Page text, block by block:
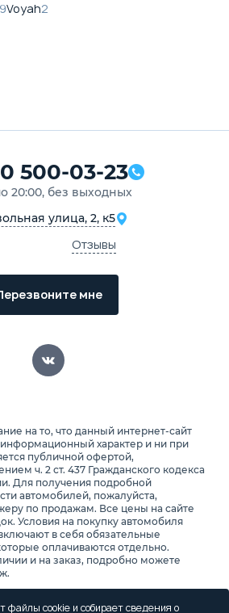
Voyah2
500-03-23
20:00, без выходных
улица, 2, к5
Отзывы
мне
на то, что данный интернет-сайт
характер и ни при
публичной офертой,
ч. 2 ст. 437 Гражданского кодекса
Для получения подробной
автомобилей, пожалуйста,
по продажам. Все цены на сайте
Условия на покупку автомобиля
в себя обязательные
оплачиваются отдельно.
и на заказ, подробно можете
данные и используя
соглашаетесь с обработкой Ваших
файлы cookie и собирает сведения о